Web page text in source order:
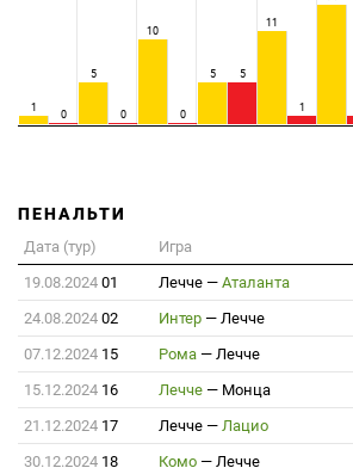
1
0
5
0
10
0
5 5
11
1
ПЕНАЛЬТИ
Дата (тур) Игра
19.08.2024 01 Лечче — Аталанта
24.08.2024 02 Интер — Лечче
07.12.2024 15 Рома — Лечче
15.12.2024 16 Лечче — Монца
21.12.2024 17 Лечче — Лацио
30.12.2024 18 Комо — Лечче